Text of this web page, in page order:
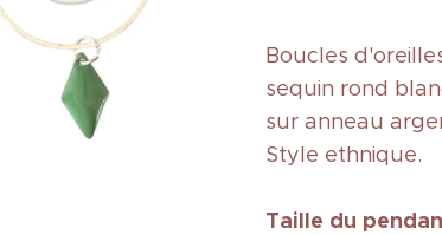
Boucles
sequin rond
sur anneau
Style ethnique.
Taille du